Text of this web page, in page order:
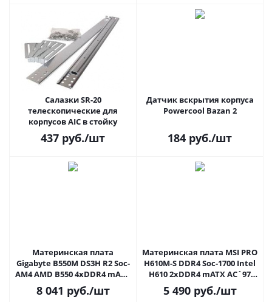
Салазки SR-20
телескопические для
корпусов AIC в стойку
437 руб./шт
Датчик вскрытия корпуса
Powercool Bazan 2
184 руб./шт
Материнская плата
Gigabyte B550M DS3H R2 Soc-
AM4 AMD B550 4xDDR4 mATX
AC`97 8ch(7.1) GbLAN
RAID+HDMI+DP
8 041 руб./шт
Материнская плата MSI PRO
H610M-S DDR4 Soc-1700 Intel
H610 2xDDR4 mATX AC`97
8ch(7.1) GbLAN+HDMI
5 490руб./шт